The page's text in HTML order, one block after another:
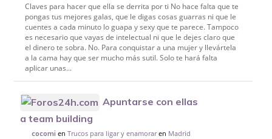
Claves para hacer que ella se derrita por ti No hace falta que te
pongas tus mejores galas, que le digas cosas guarras ni que le
cuentes a cada minuto lo guapa y sexy que te parece. Tampoco
es necesario que vayas de intelectual ni que le dejes claro que
el dinero te sobra. No. Para conquistar a una mujer y llevártela
a la cama hay que ser mucho más sutil. Solo te hará falta
aplicar unas...
Apuntarse con ellas
a team building
cocomi enTrucos para ligar y enamoraren Madrid